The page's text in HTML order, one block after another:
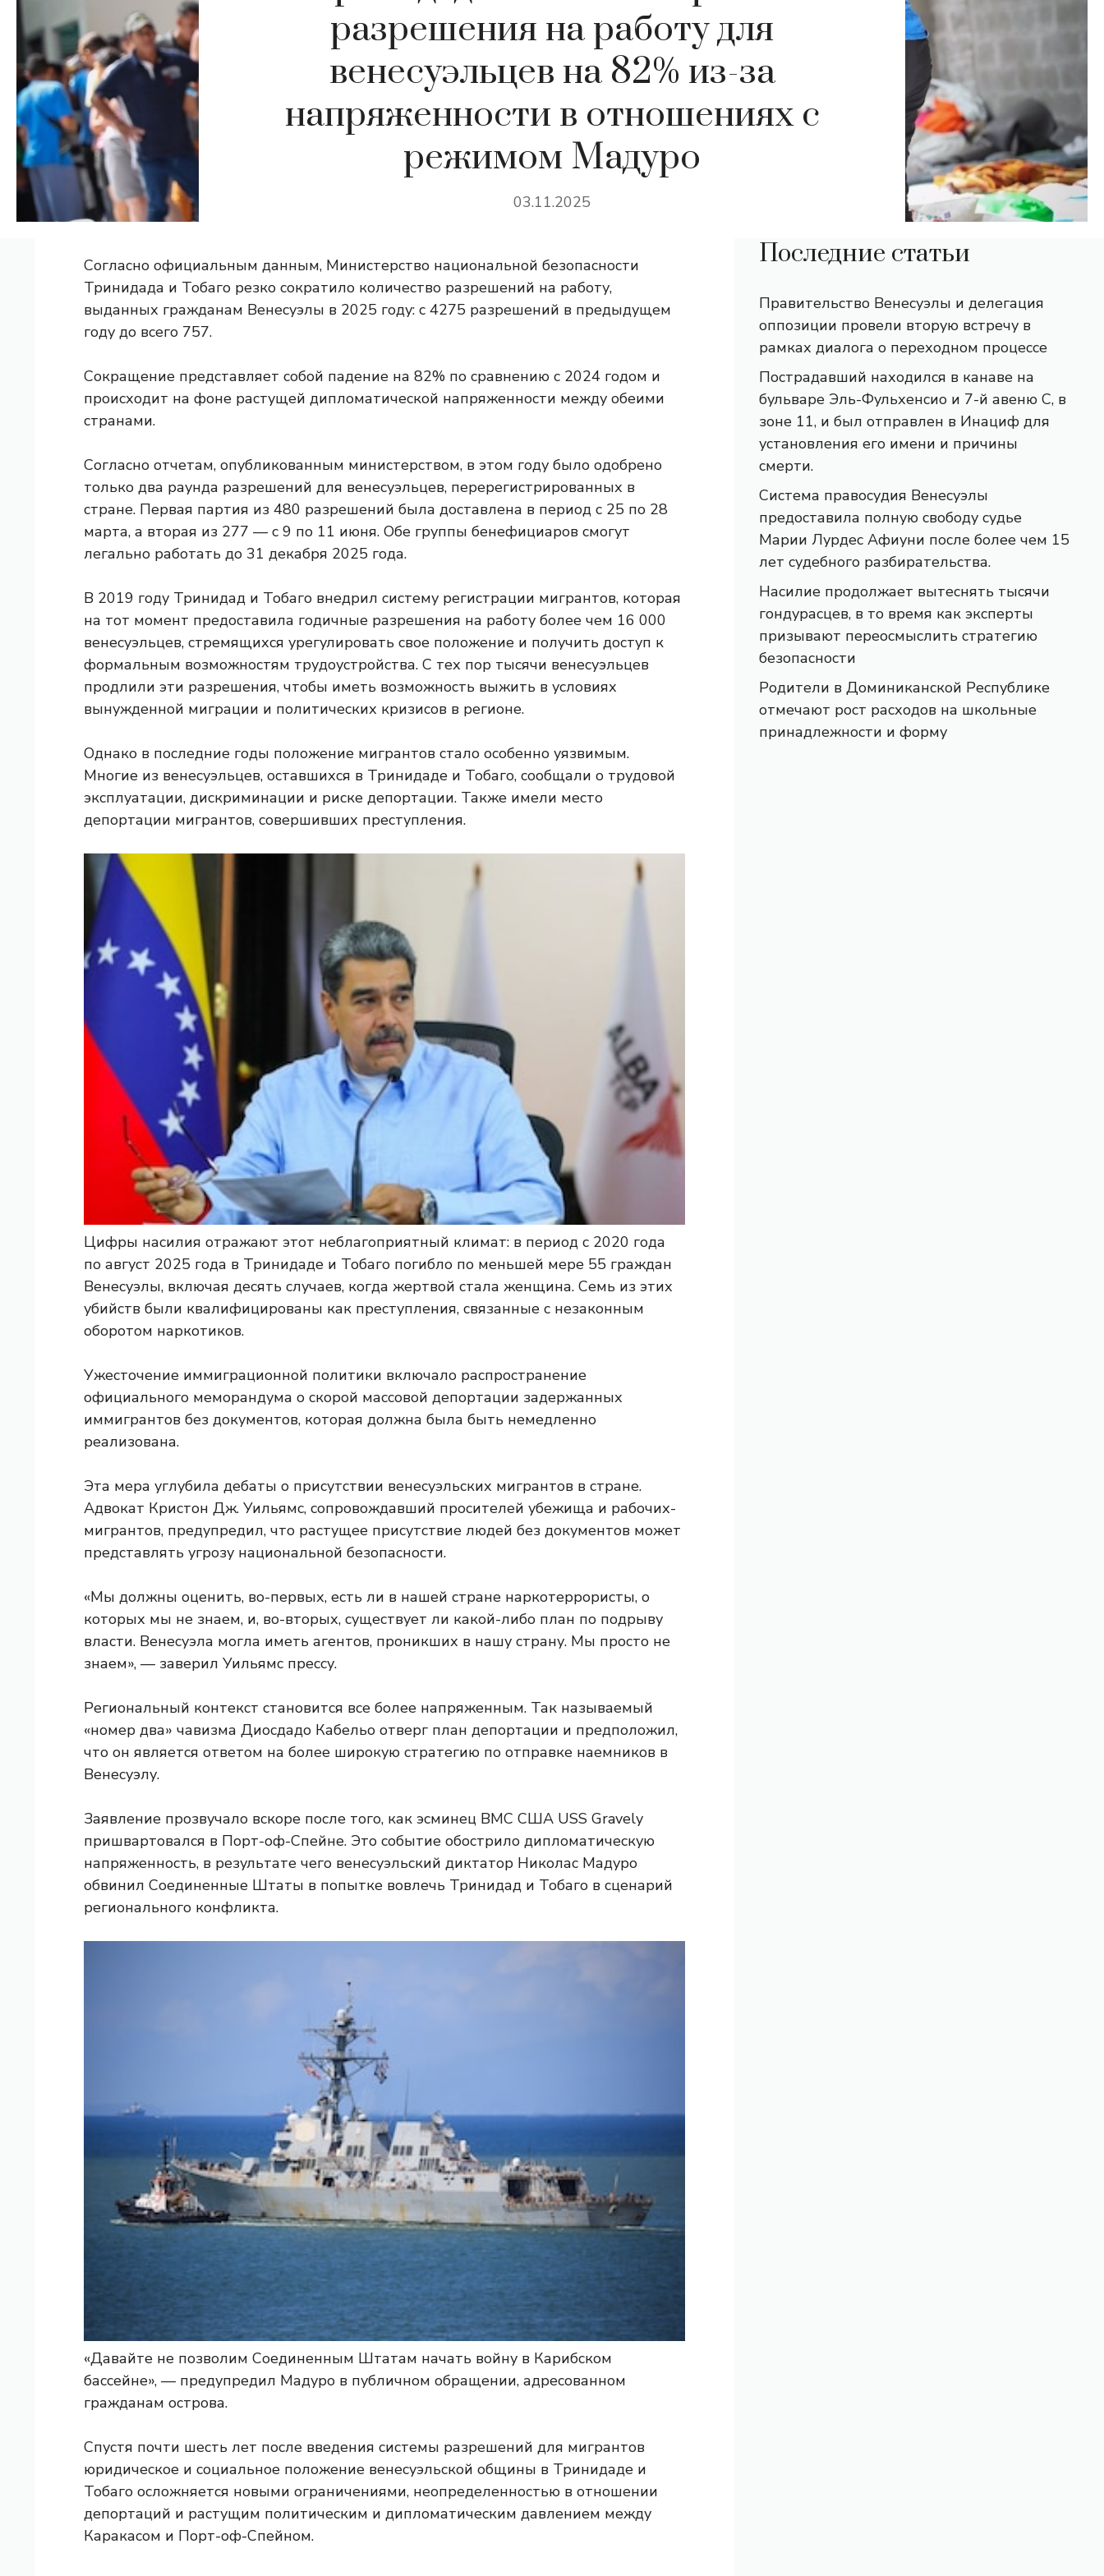
разрешения на работу для
венесуэльцев на 82% из-за
напряженности в отношениях с
режимом Мадуро
03.11.2025
Согласно официальным данным, Министерство национальной безопасности
Тринидада и Тобаго резко сократило количество разрешений на работу,
выданных гражданам Венесуэлы в 2025 году: с 4275 разрешений в предыдущем
году до всего 757.
Сокращение представляет собой падение на 82% по сравнению с 2024 годом и
происходит на фоне растущей дипломатической напряженности между обеими
странами.
Согласно отчетам, опубликованным министерством, в этом году было одобрено
только два раунда разрешений для венесуэльцев, перерегистрированных в
стране. Первая партия из 480 разрешений была доставлена ​​в период с 25 по 28
марта, а вторая из 277 — с 9 по 11 июня. Обе группы бенефициаров смогут
легально работать до 31 декабря 2025 года.
В 2019 году Тринидад и Тобаго внедрил систему регистрации мигрантов, которая
на тот момент предоставила годичные разрешения на работу более чем 16 000
венесуэльцев, стремящихся урегулировать свое положение и получить доступ к
формальным возможностям трудоустройства. С тех пор тысячи венесуэльцев
продлили эти разрешения, чтобы иметь возможность выжить в условиях
вынужденной миграции и политических кризисов в регионе.
Однако в последние годы положение мигрантов стало особенно уязвимым.
Многие из венесуэльцев, оставшихся в Тринидаде и Тобаго, сообщали о трудовой
эксплуатации, дискриминации и риске депортации. Также имели место
депортации мигрантов, совершивших преступления.
Цифры насилия отражают этот неблагоприятный климат: в период с 2020 года
по август 2025 года в Тринидаде и Тобаго погибло по меньшей мере 55 граждан
Венесуэлы, включая десять случаев, когда жертвой стала женщина. Семь из этих
убийств были квалифицированы как преступления, связанные с незаконным
оборотом наркотиков.
Ужесточение иммиграционной политики включало распространение
официального меморандума о скорой массовой депортации задержанных
иммигрантов без документов, которая должна была быть немедленно
реализована.
Эта мера углубила дебаты о присутствии венесуэльских мигрантов в стране.
Адвокат Кристон Дж. Уильямс, сопровождавший просителей убежища и рабочих-
мигрантов, предупредил, что растущее присутствие людей без документов может
представлять угрозу национальной безопасности.
«Мы должны оценить, во-первых, есть ли в нашей стране наркотеррористы, о
которых мы не знаем, и, во-вторых, существует ли какой-либо план по подрыву
власти. Венесуэла могла иметь агентов, проникших в нашу страну. Мы просто не
знаем», — заверил Уильямс прессу.
Региональный контекст становится все более напряженным. Так называемый
«номер два» чавизма Диосдадо Кабельо отверг план депортации и предположил,
что он является ответом на более широкую стратегию по отправке наемников в
Венесуэлу.
Заявление прозвучало вскоре после того, как эсминец ВМС США USS Gravely
пришвартовался в Порт-оф-Спейне. Это событие обострило дипломатическую
напряженность, в результате чего венесуэльский диктатор Николас Мадуро
обвинил Соединенные Штаты в попытке вовлечь Тринидад и Тобаго в сценарий
регионального конфликта.
«Давайте не позволим Соединенным Штатам начать войну в Карибском
бассейне», — предупредил Мадуро в публичном обращении, адресованном
гражданам острова.
Спустя почти шесть лет после введения системы разрешений для мигрантов
юридическое и социальное положение венесуэльской общины в Тринидаде и
Тобаго осложняется новыми ограничениями, неопределенностью в отношении
депортаций и растущим политическим и дипломатическим давлением между
Каракасом и Порт-оф-Спейном.
Последние статьи
Правительство Венесуэлы и делегация
оппозиции провели вторую встречу в
рамках диалога о переходном процессе
Пострадавший находился в канаве на
бульваре Эль-Фульхенсио и 7-й авеню С, в
зоне 11, и был отправлен в Инациф для
установления его имени и причины
смерти.
Система правосудия Венесуэлы
предоставила полную свободу судье
Марии Лурдес Афиуни после более чем 15
лет судебного разбирательства.
Насилие продолжает вытеснять тысячи
гондурасцев, в то время как эксперты
призывают переосмыслить стратегию
безопасности
Родители в Доминиканской Республике
отмечают рост расходов на школьные
принадлежности и форму